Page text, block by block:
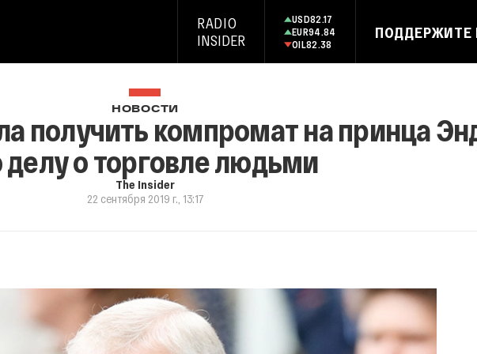
RADIO
INSIDER
USD82.17
EUR94.84
OIL82.38
ПОДДЕРЖИТЕ
НОВОСТИ
получить компромат на принца
делу о торговле людьми
The Insider
22 сентября 2019 г., 13:17